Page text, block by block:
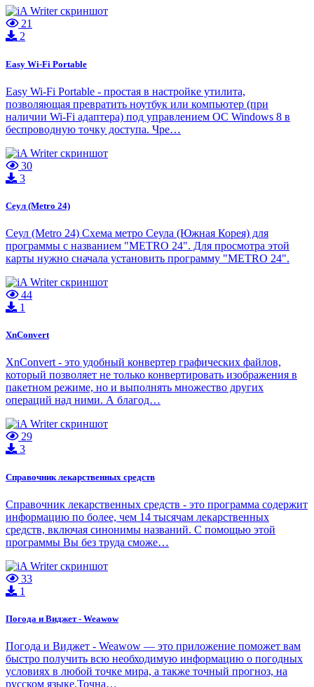
21
2
Easy Wi-Fi Portable
Easy Wi-Fi Portable - простая в настройке утилита,
позволяющая превратить ноутбук или компьютер (при
наличии Wi-Fi адаптера) под управлением ОС Windows 8 в
беспроводную точку доступа. Чре…
30
3
Сеул (Metro 24)
Сеул (Metro 24) Схема метро Сеула (Южная Корея) для
программы с названием "METRO 24". Для просмотра этой
карты нужно сначала установить программу "METRO 24".
44
1
XnConvert
XnConvert - это удобный конвертер графических файлов,
который позволяет не только конвертировать изображения в
пакетном режиме, но и выполнять множество других
операций над ними. А благод…
29
3
Справочник лекарственных средств
Справочник лекарственных средств - это программа содержит
информацию по более, чем 14 тысячам лекарственных
средств, включая синонимы названий. С помощью этой
программы Вы без труда сможе…
33
1
Погода и Виджет - Weawow
Погода и Виджет - Weawow — это приложение поможет вам
быстро получить всю необходимую информацию о погодных
условиях в любой точке мира, а также точный прогноз, на
русском языке.Точна…